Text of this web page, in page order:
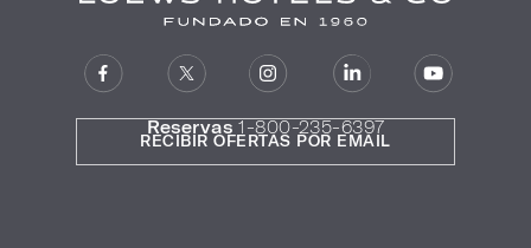
Reservas 1-800-235-6397
RECIBIR OFERTAS POR EMAIL